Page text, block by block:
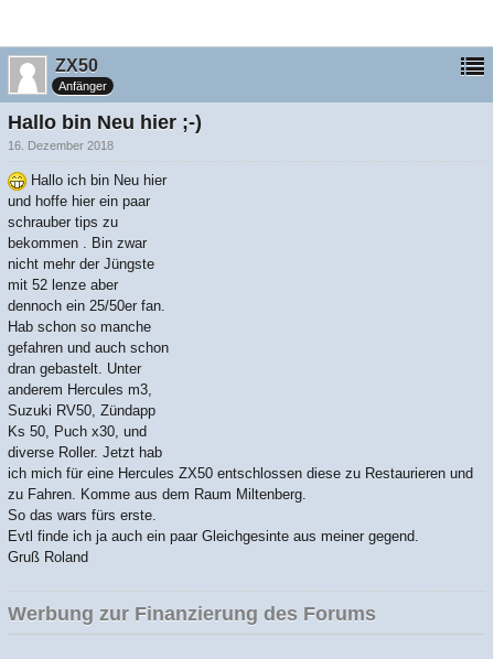
ZX50
Anfänger
Hallo bin Neu hier ;-)
16. Dezember 2018
Hallo ich bin Neu hier
und hoffe hier ein paar
schrauber tips zu
bekommen . Bin zwar
nicht mehr der Jüngste
mit 52 lenze aber
dennoch ein 25/50er fan.
Hab schon so manche
gefahren und auch schon
dran gebastelt. Unter
anderem Hercules m3,
Suzuki RV50, Zündapp
Ks 50, Puch x30, und
diverse Roller. Jetzt hab
ich mich für eine Hercules ZX50 entschlossen diese zu Restaurieren und
zu Fahren. Komme aus dem Raum Miltenberg.
So das wars fürs erste.
Evtl finde ich ja auch ein paar Gleichgesinte aus meiner gegend.
Gruß Roland
Werbung zur Finanzierung des Forums